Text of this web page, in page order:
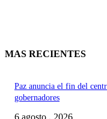
MAS RECIENTES
Paz anuncia el fin del
gobernadores